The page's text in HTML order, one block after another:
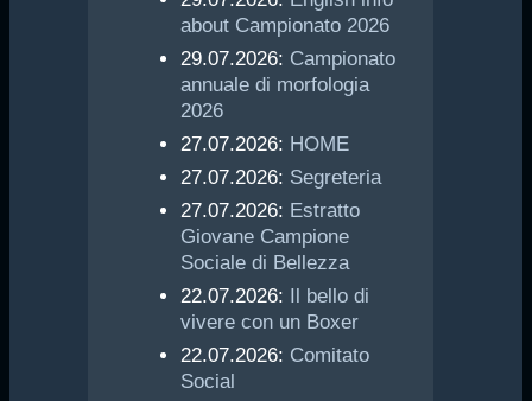
about Campionato 2026
29.07.2026: Campionato
annuale di morfologia
2026
27.07.2026: HOME
27.07.2026: Segreteria
27.07.2026: Estratto
Giovane Campione
Sociale di Bellezza
22.07.2026: Il bello di
vivere con un Boxer
22.07.2026: Comitato
Social